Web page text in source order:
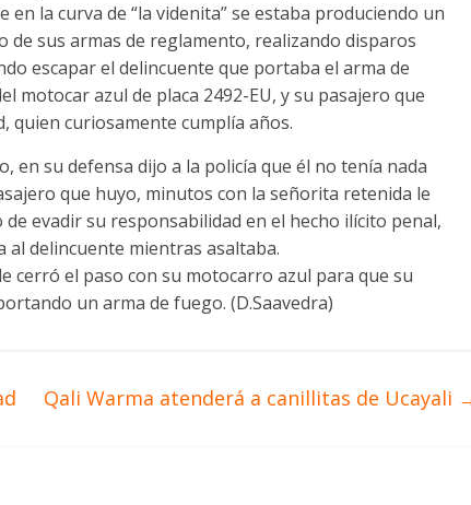
la curva de “la videnita” se estaba produciendo un
sus armas de reglamento, realizando disparos
escapar el delincuente que portaba el arma de
motocar azul de placa 2492-EU, y su pasajero que
quien curiosamente cumplía años.
en su defensa dijo a la policía que él no tenía nada
que huyo, minutos con la señorita retenida le
evadir su responsabilidad en el hecho ilícito penal,
delincuente mientras asaltaba.
cerró el paso con su motocarro azul para que su
un arma de fuego. (D.Saavedra)
Qali Warma atenderá a canillitas de Ucayali